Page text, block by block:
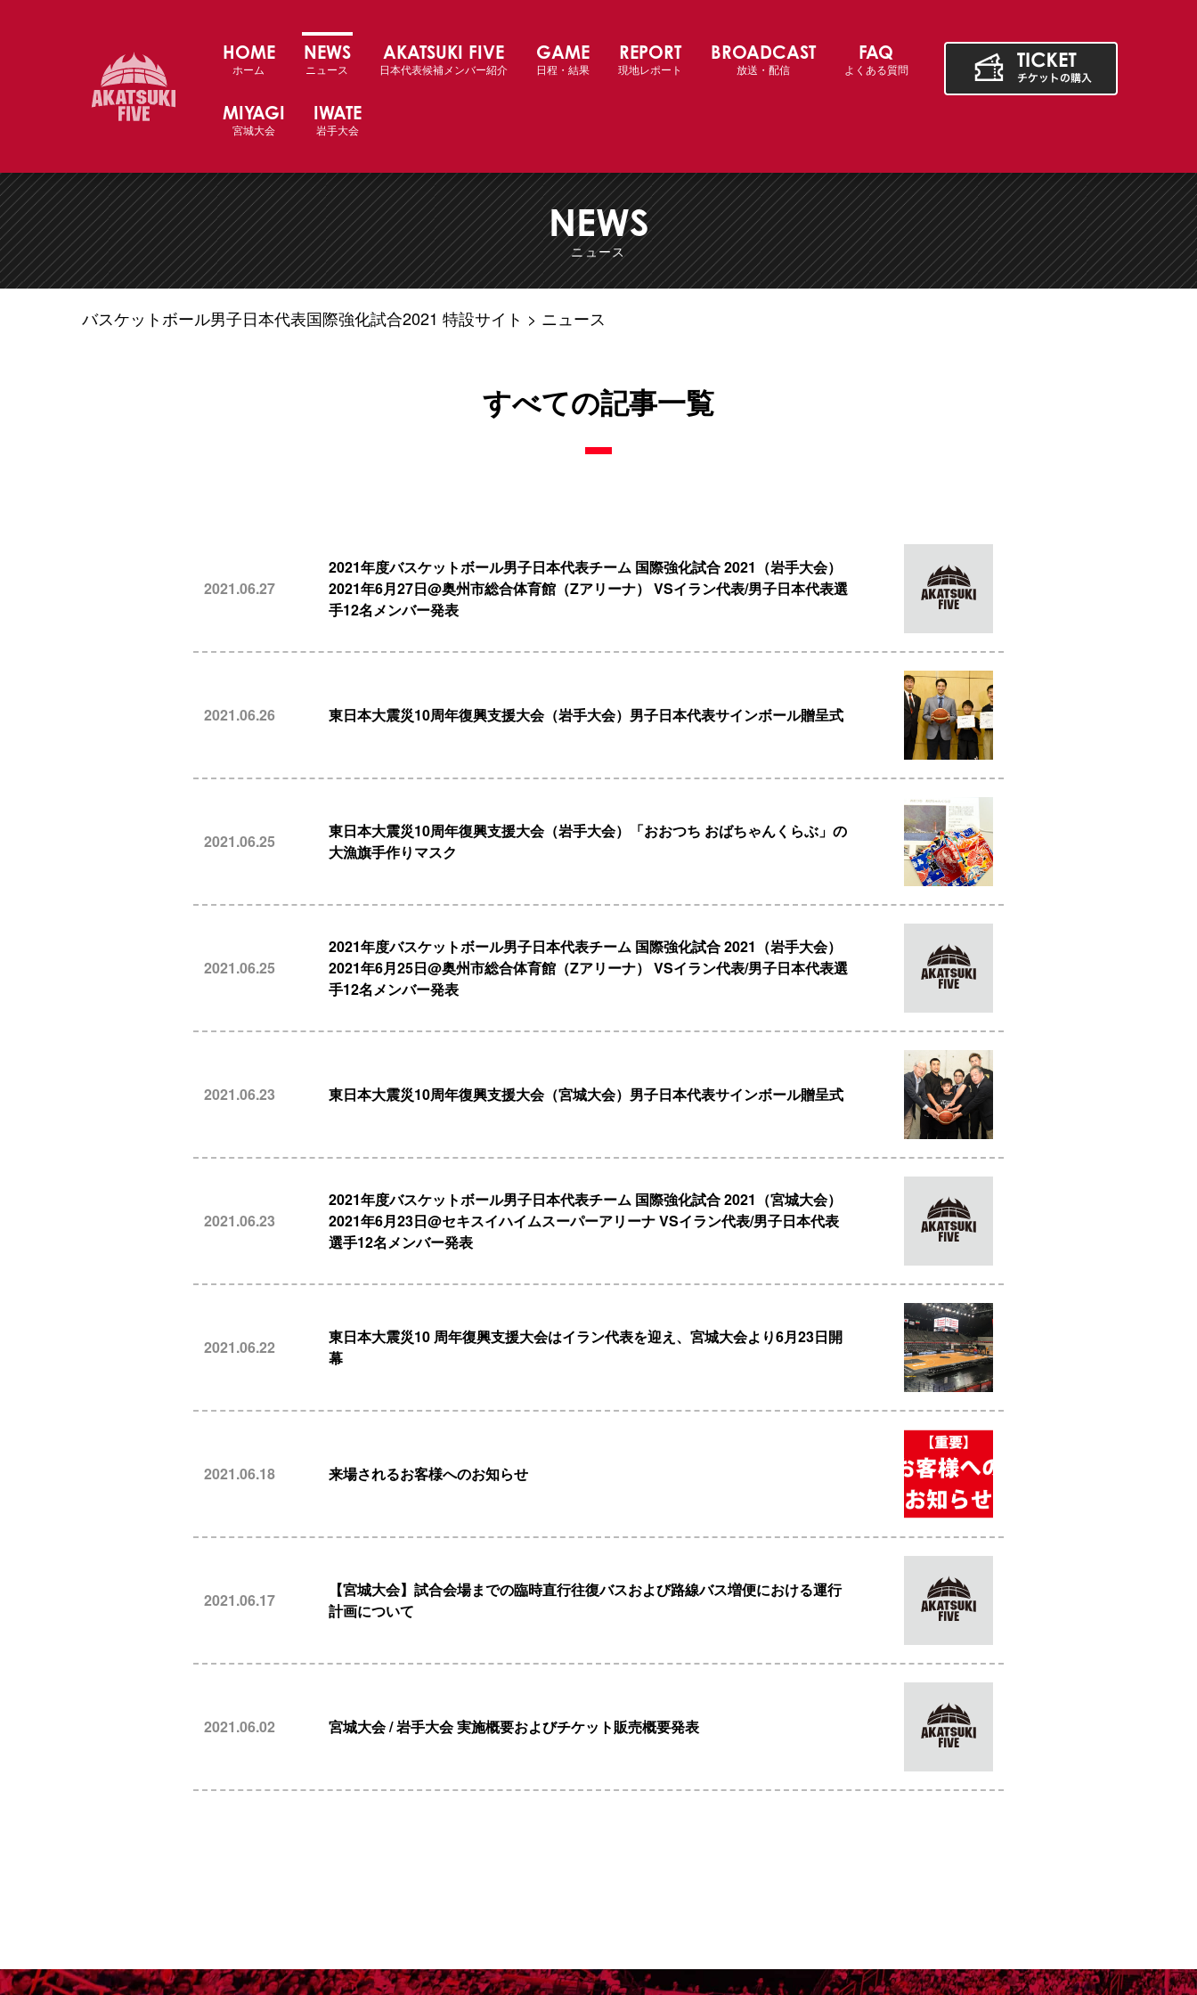
三井不動産カップ2021 バスケットボール女子日本代表 国際強化試合
HOME
ホーム
NEWS
ニュース
AKATSUKI FIVE
日本代表候補メンバー紹介
GAME
日程・結果
REPORT
現地レポート
BROADCAST
放送・配信
FAQ
よくある質問
MIYAGI
宮城大会
IWATE
岩手大会
NEWS
ニュース
バスケットボール男子日本代表国際強化試合2021 特設サイト ニュース
すべての記事一覧
2021.06.27
2021年度バスケットボール男子日本代表チーム 国際強化試合 2021（岩手大会）
2021年6月27日@奥州市総合体育館（Zアリーナ） VSイラン代表/男子日本代表選
手12名メンバー発表
2021.06.26 東日本大震災10周年復興支援大会（岩手大会）男子日本代表サインボール贈呈式
2021.06.25
東日本大震災10周年復興支援大会（岩手大会）「おおつち おばちゃんくらぶ」の
大漁旗手作りマスク
2021.06.25
2021年度バスケットボール男子日本代表チーム 国際強化試合 2021（岩手大会）
2021年6月25日@奥州市総合体育館（Zアリーナ） VSイラン代表/男子日本代表選
手12名メンバー発表
2021.06.23 東日本大震災10周年復興支援大会（宮城大会）男子日本代表サインボール贈呈式
2021.06.23
2021年度バスケットボール男子日本代表チーム 国際強化試合 2021（宮城大会）
2021年6月23日@セキスイハイムスーパーアリーナ VSイラン代表/男子日本代表
選手12名メンバー発表
2021.06.22
東日本大震災10 周年復興支援大会はイラン代表を迎え、宮城大会より6月23日開
幕
2021.06.18 来場されるお客様へのお知らせ
2021.06.17
【宮城大会】試合会場までの臨時直行往復バスおよび路線バス増便における運行
計画について
2021.06.02 宮城大会 / 岩手大会 実施概要およびチケット販売概要発表